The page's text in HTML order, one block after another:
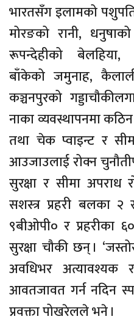
भारतसँग इलामको
मोरङको रानी,
रूपन्देहीको
बाँकेको जमुनाह,
कञ्चनपुरको
नाका व्यवस्थापनमा
तथा चेक प्वाइन्ट र
आउजाउलाई रोक्न
सुरक्षा र सीमा अपराध
सशस्त्र प्रहरी बलका
९बीओपी० र प्रहरीका
सुरक्षा चौकी छन् ।
अवधिभर अत्यावश्यक
आवतजावत गर्न नदिन
प्रवक्ता पोखरेलले भने ।